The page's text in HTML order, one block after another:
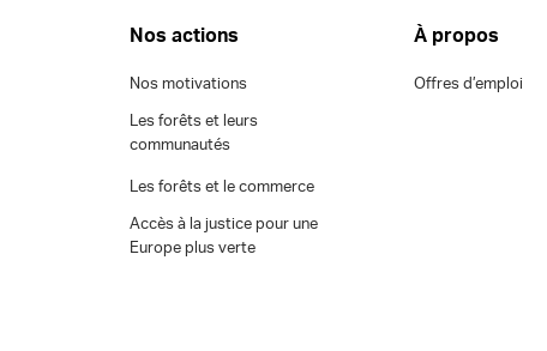
Nos actions
Nos motivations
Les forêts et leurs
communautés
Les forêts et le commerce
Accès à la justice pour une
Europe plus verte
À propos
Offres d’emploi